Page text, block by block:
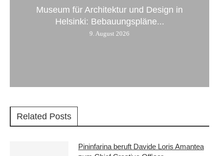
Museum für Architektur und Design in
Helsinki: Bebauungspläne...
9. August 2026
Related Posts
Pininfarina beruft Davide Loris Amantea